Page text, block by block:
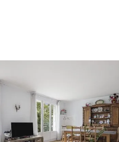
94
F3 à vendre